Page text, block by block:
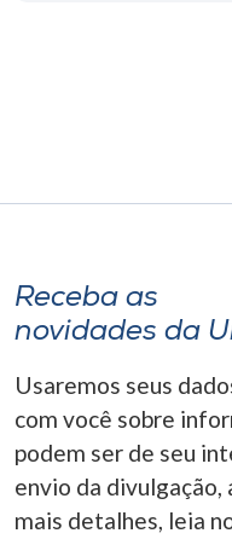
Receba as
novidades da
Usaremos seus
com você sobre
podem ser de seu
envio da divulgação,
mais detalhes, leia